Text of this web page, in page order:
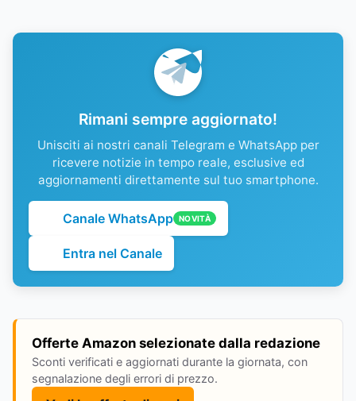
Rimani sempre aggiornato!
Unisciti ai nostri canali Telegram e WhatsApp per
ricevere notizie in tempo reale, esclusive ed
aggiornamenti direttamente sul tuo smartphone.
Canale WhatsApp NOVITÀ
Entra nel Canale
Offerte Amazon selezionate dalla redazione
Sconti verificati e aggiornati durante la giornata, con
segnalazione degli errori di prezzo.